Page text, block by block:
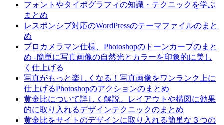
フォントやタイポグラフィの知識・テクニックを学ぶ
まとめ
レスポンシブ対応のWordPressのテーマファイルのまと
め
プロカメラマン仕様、Photoshopのトーンカーブのまと
め -簡単に写真画像の自然光とカラーを印象的に美し
く仕上げる
写真がもっと楽しくなる！写真画像をワンランク上に
仕上げるPhotoshopのアクションのまとめ
黄金比について詳しく解説、レイアウトや構図に効果
的に取り入れるデザインテクニックのまとめ
黄金比をサイトのデザインに取り入れる簡単な３つの